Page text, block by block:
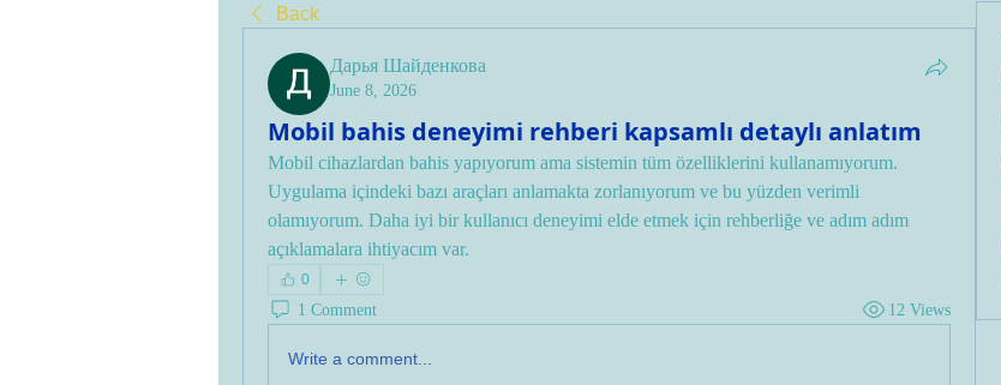
Back
Дарья Шайденкова
June 8, 2026
Mobil bahis deneyimi rehberi kapsamlı detaylı anlatım
Mobil cihazlardan bahis yapıyorum ama sistemin tüm özelliklerini kullanamıyorum.
Uygulama içindeki bazı araçları anlamakta zorlanıyorum ve bu yüzden verimli
olamıyorum. Daha iyi bir kullanıcı deneyimi elde etmek için rehberliğe ve adım adım
açıklamalara ihtiyacım var.
0
1 Comment 12 Views
Write a comment...